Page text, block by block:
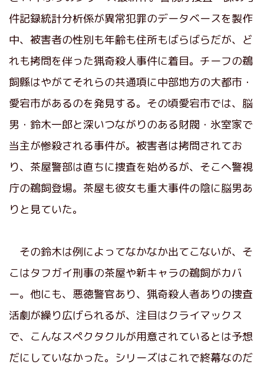
件記録統計分析係が異常犯罪のデータベースを製作
中、被害者の性別も年齢も住所もばらばらだが、ど
れも拷問を伴った猟奇殺人事件に着目。チーフの鵜
飼縣はやがてそれらの共通項に中部地方の大都市・
愛宕市があるのを発見する。その頃愛宕市では、脳
男・鈴木一郎と深いつながりのある財閥・氷室家で
当主が惨殺される事件が。被害者は拷問されてお
り、茶屋警部は直ちに捜査を始めるが、そこへ警視
庁の鵜飼登場。茶屋も彼女も重大事件の陰に脳男あ
りと見ていた。
その鈴木は例によってなかなか出てこないが、そ
こはタフガイ刑事の茶屋や新キャラの鵜飼がカバ
ー。他にも、悪徳警官あり、猟奇殺人者ありの捜査
活劇が繰り広げられるが、注目はクライマックス
で、こんなスペクタクルが用意されているとは予想
だにしていなかった。シリーズはこれで終幕なのだ